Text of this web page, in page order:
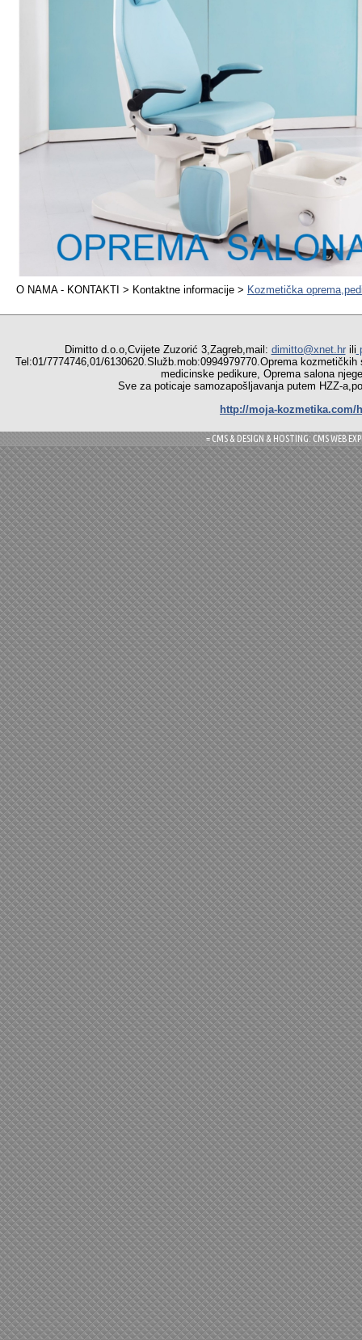
O NAMA - KONTAKTI > Kontaktne informacije > Kozmetička
Dimitto d.o.o,Cvijete Zuzorić 3,Zagreb,mail: dimitto@xnet.hrili
Tel:01/7774746,01/
medicinske pedikure, Oprema salona
Sve za poticaje samozapošljavanja putem HZZ-
http://moja-kozmetika.com/
= CMS & DESIGN & HOSTING: CMS WEB